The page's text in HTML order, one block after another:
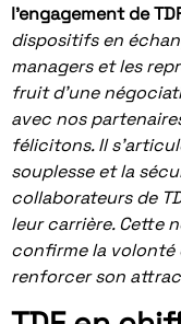
l’engagement de
dispositifs en
managers et les
fruit d’une
avec nos
félicitons. Il
souplesse et la
collaborateurs de
leur carrière. Cette
confirme la volonté
renforcer son